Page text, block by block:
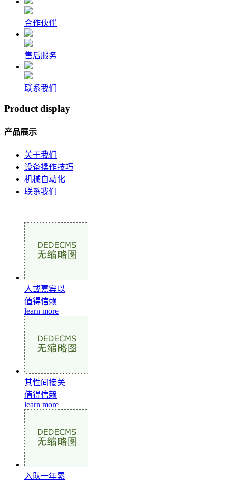
合作伙伴
售后服务
联系我们
Product display
产品展示
关于我们
设备操作技巧
机械自动化
联系我们
人或嘉宾以
值得信赖
learn more
其性间接关
值得信赖
learn more
入队一年累